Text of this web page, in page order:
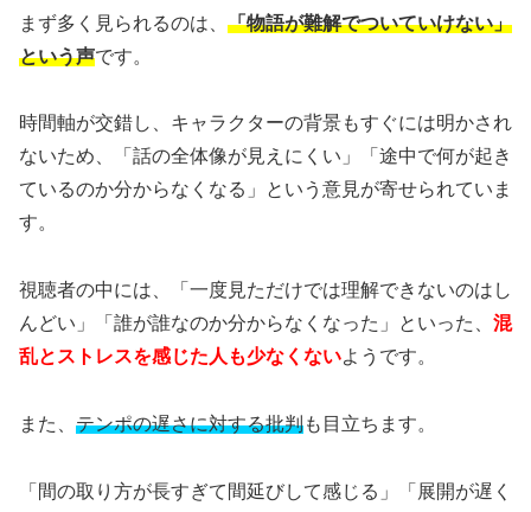
まず多く見られるのは、 「物語が難解でついていけない」
という声です。
時間軸が交錯し、キャラクターの背景もすぐには明かされ
ないため、「話の全体像が見えにくい」「途中で何が起き
ているのか分からなくなる」という意見が寄せられていま
す。
視聴者の中には、「一度見ただけでは理解できないのはし
んどい」「誰が誰なのか分からなくなった」といった、 混
乱とストレスを感じた人も少なくないようです。
また、 テンポの遅さに対する批判も目立ちます。
「間の取り方が長すぎて間延びして感じる」「展開が遅く